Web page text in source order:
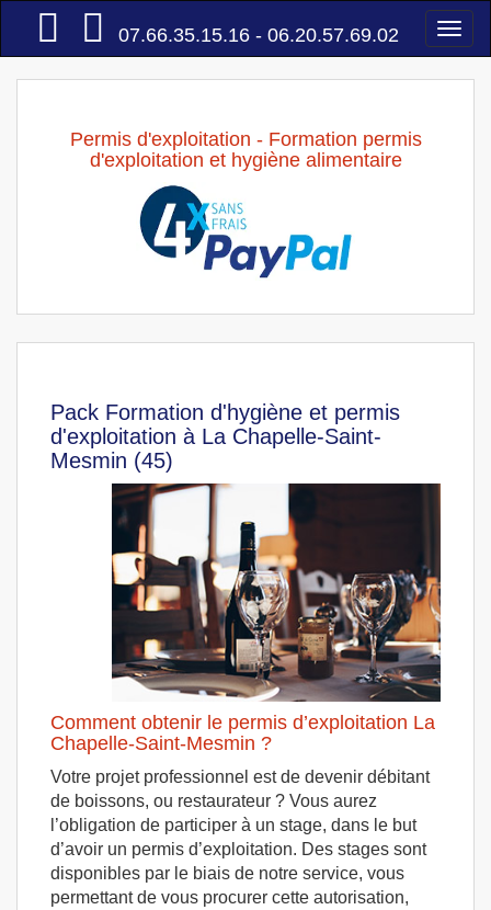
Accueil
07.66.35.15.16 - 06.20.57.69.02
Permis d'exploitation - Formation permis
d'exploitation et hygiène alimentaire
Pack Formation d'hygiène et permis
d'exploitation à La Chapelle-Saint-
Mesmin (45)
Comment obtenir le permis d’exploitation La
Chapelle-Saint-Mesmin ?
Votre projet professionnel est de devenir débitant
de boissons, ou restaurateur ? Vous aurez
l’obligation de participer à un stage, dans le but
d’avoir un permis d’exploitation. Des stages sont
disponibles par le biais de notre service, vous
permettant de vous procurer cette autorisation,